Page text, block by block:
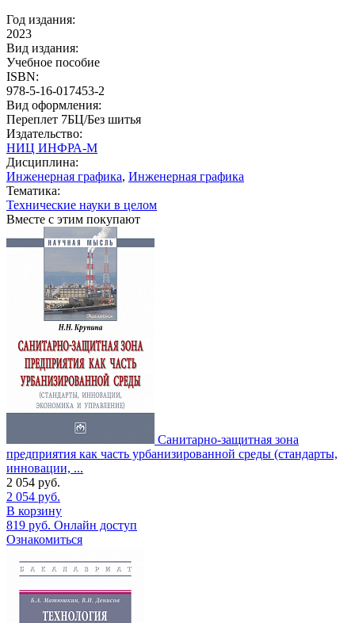
Год издания:
2023
Вид издания:
Учебное пособие
ISBN:
978-5-16-017453-2
Вид оформления:
Переплет 7БЦ/Без шитья
Издательство:
НИЦ ИНФРА-М
Дисциплина:
Инженерная графика, Инженерная графика
Тематика:
Технические науки в целом
Вместе с этим покупают
Санитарно-защитная зона
предприятия как часть урбанизированной среды (стандарты,
инновации, ...
2 054 руб.
2 054 руб.
В корзину
819 руб. Онлайн доступ
Ознакомиться